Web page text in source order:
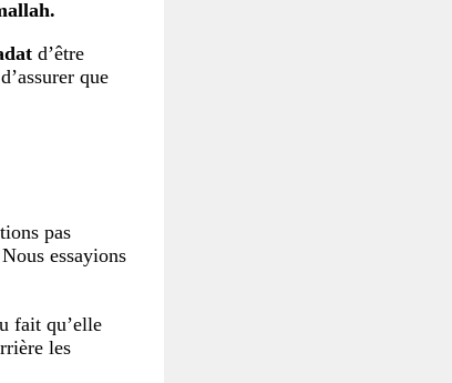
d’être
que
pas
essayions
fait qu’elle
les